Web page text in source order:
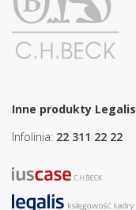
Inne produkty Legalis
Infolinia: 22 311 22 22